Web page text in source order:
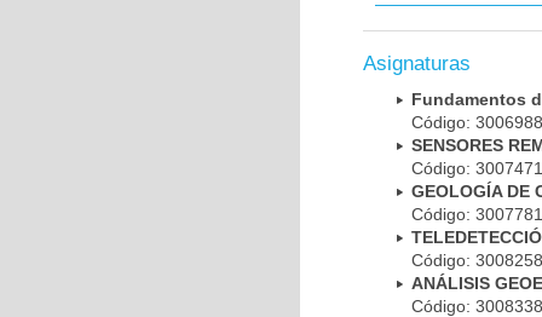
Asignaturas
Fundamentos
Código:
SENSORES
Código:
GEOLOGÍA DE
Código:
Código:
ANÁLISIS
Código: